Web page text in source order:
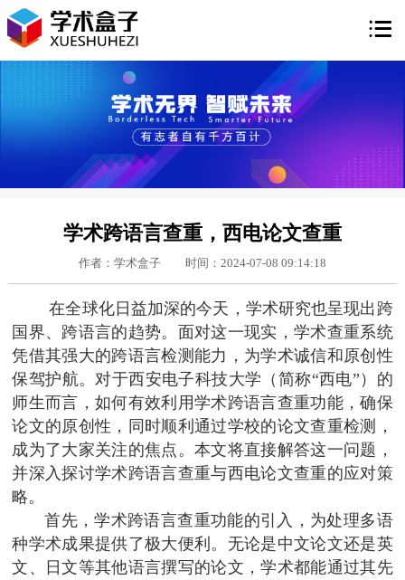

学术跨语言查重，西电论文查重
作者：学术盒子 时间：2024-07-08 09:14:18
在全球化日益加深的今天，学术研究也呈现出跨
国界、跨语言的趋势。面对这一现实，学术查重系统
凭借其强大的跨语言检测能力，为学术诚信和原创性
保驾护航。对于西安电子科技大学（简称“西电”）的
师生而言，如何有效利用学术跨语言查重功能，确保
论文的原创性，同时顺利通过学校的论文查重检测，
成为了大家关注的焦点。本文将直接解答这一问题，
并深入探讨学术跨语言查重与西电论文查重的应对策
略。
首先，学术跨语言查重功能的引入，为处理多语
种学术成果提供了极大便利。无论是中文论文还是英
文、日文等其他语言撰写的论文，学术都能通过其先